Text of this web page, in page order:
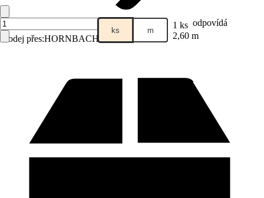
Prodej přes:HORNBACH
ks m 1 ks odpovídá
2,60 m